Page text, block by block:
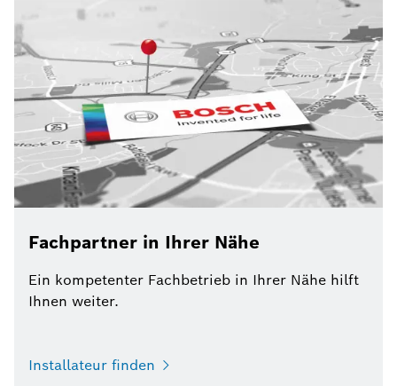
Fachpartner in Ihrer Nähe
Ein kompetenter Fachbetrieb in Ihrer Nähe hilft
Ihnen weiter.
Installateur finden